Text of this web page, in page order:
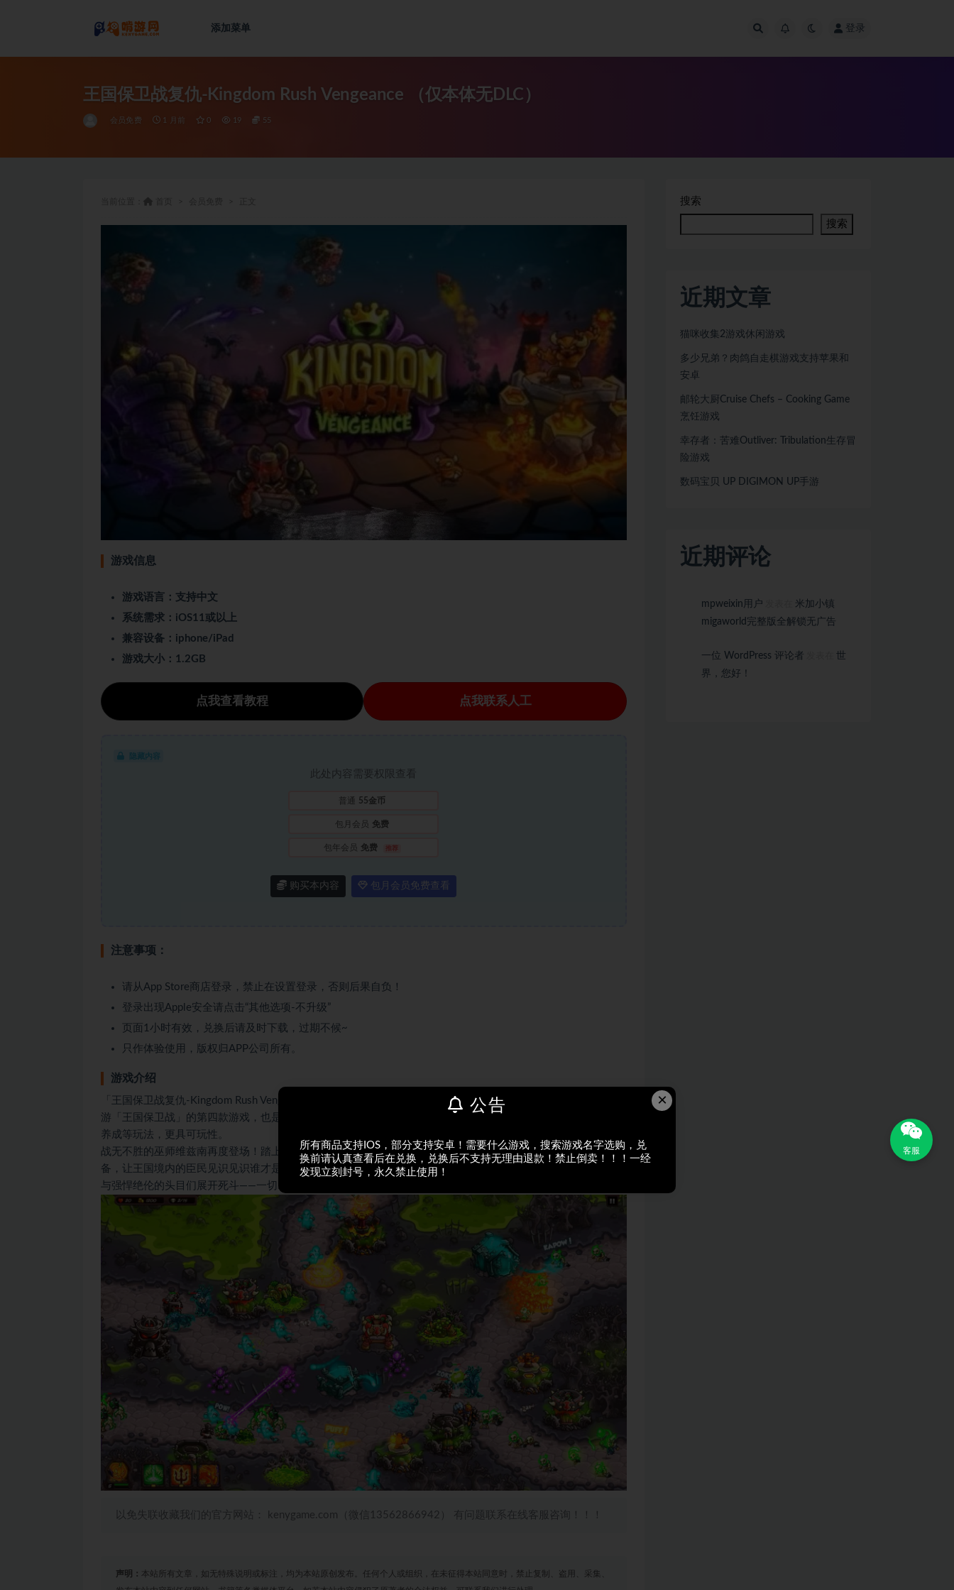
添加菜单 登录
王国保卫战复仇-Kingdom Rush Vengeance （仅本体无DLC）
会员免费 1 月前 0 19 55
游戏信息
游戏语言：支持中文
系统需求：iOS11或以上
兼容设备：iphone/iPad
游戏大小：1.2GB
点我查看教程 点我联系人工
隐藏内容
此处内容需要权限查看
普通 55金币
包月会员 免费
包年会员 免费 推荐
购买本内容 包月会员免费查看
注意事项：
请从App Store商店登录，禁止在设置登录，否则后果自负！
登录出现Apple安全请点击“其他选项-不升级”
页面1小时有效，兑换后请及时下载，过期不候~
只作体验使用，版权归APP公司所有。
游戏介绍
「王国保卫战复仇-Kingdom Rush Vengeance」是铁皮游戏工作室（Ironhide Game Studio）开发的爆款塔防类手
游「王国保卫战」的第四款游戏，也是最新作，游戏保留该系列的核心玩法和策略元素， 这款游戏还融合冒险、
养成等玩法，更具可玩性。
战无不胜的巫师维兹南再度登场！踏上这场史诗之旅，组建军队，去履行他那阴险的计划吧……挖哈哈。做好准
备，让王国境内的臣民见识见识谁才是真正的老大！你将一路浴血奋战，征服新旧疆土，迎战各大帝国的劲敌，
与强悍绝伦的头目们展开死斗——一切尽在这款充满幽默与史诗感的经典塔防游戏！
以免失联收藏我们的官方网站： kenygame.com（微信13562866942） 有问题联系在线客服咨询！！！
声明： 本站所有文章，如无特殊说明或标注，均为本站原创发布。任何个人或组织，在未征得本站同意时，禁止复制、盗用、采集、
搜索
搜索
近期文章
猫咪收集2游戏休闲游戏
多少兄弟？肉鸽自走棋游戏支持苹果和
安卓
邮轮大厨Cruise Chefs – Cooking Game
烹饪游戏
幸存者：苦难Outliver: Tribulation生存冒
险游戏
数码宝贝 UP DIGIMON UP手游
近期评论
mpweixin用户
米加小镇
migaworld完整版全解锁无广告
一位 WordPress 评论者
世
界，您好！
客服
×
公告
所有商品支持IOS，部分支持安卓！需要什么游戏，搜索游戏名字选购，兑
换前请认真查看后在兑换，兑换后不支持无理由退款！禁止倒卖！！！一经
发现立刻封号，永久禁止使用！